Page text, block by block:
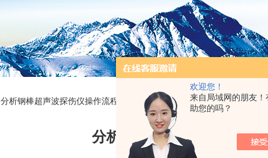
欢迎您！
来自局域网的朋友
助您的吗？
分析钢棒超声波探伤仪操作流程前的准备作业
分析钢棒超声波探伤仪操